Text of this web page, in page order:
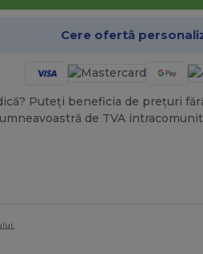
Cere ofertă
Puteți beneficia de prețuri
de TVA